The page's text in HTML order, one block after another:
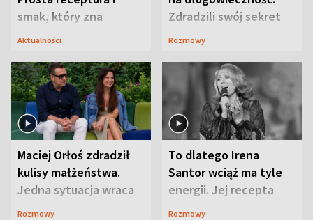
smak, który zna
Lubelszczyzna
Aktualności
Zdradzili swój sekret
Rozmowy
Maciej Orłoś zdradził
kulisy małżeństwa.
Jedna sytuacja wraca
jak bumerang
Rozmowy
To dlatego Irena
Santor wciąż ma tyle
energii. Jej recepta
jest zaskakująco
Rozmowy